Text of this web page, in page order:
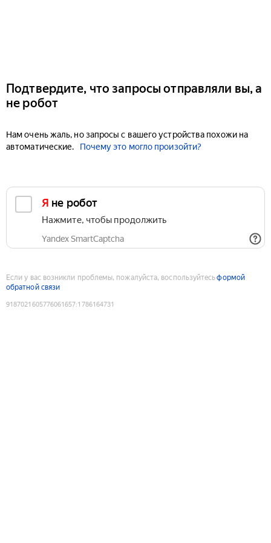
Подтвердите, что запросы отправляли вы, а
не робот
Нам очень жаль, но запросы с вашего устройства похожи на
автоматические.
Почему это могло произойти?
Я не робот
Нажмите, чтобы продолжить
Yandex SmartCaptcha
Если у вас возникли проблемы, пожалуйста, воспользуйтесьформой
обратной связи
9187021605776061657:1786164731